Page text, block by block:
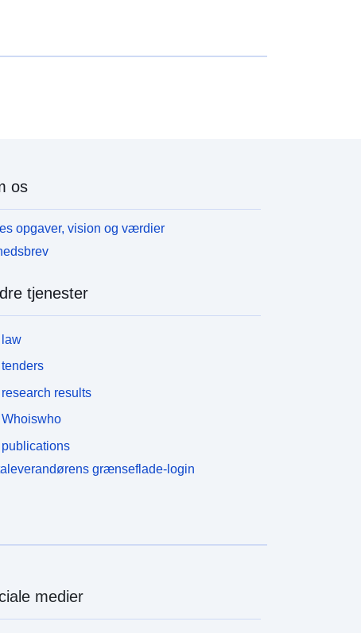
os
opgaver, vision og værdier
tjenester
law
research results
Whoiswho
publications
grænseflade-login
medier